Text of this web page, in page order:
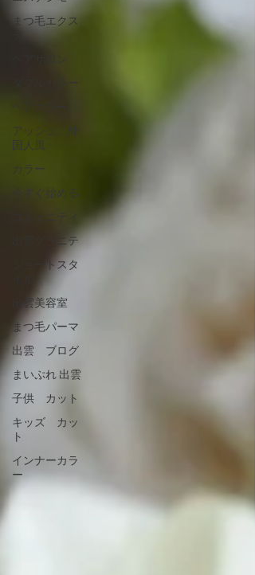
まつ毛エクス
ダブルカラー
ヘアカラー
アッシュ、外
国人風
カラー
今すぐ始める
出雲グラニテ
ショートスタ
出雲美容室
まつ毛パーマ
出雲 ブログ
まいぷれ 出雲
子供 カット
キッズ カッ
ト
インナーカラ
ー